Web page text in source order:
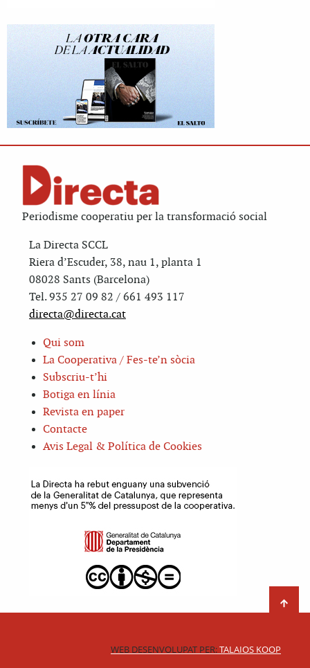
Periodisme cooperatiu per la transformació social
La Directa SCCL
Riera d’Escuder, 38, nau 1, planta 1
08028 Sants (Barcelona)
Tel. 935 27 09 82 / 661 493 117
directa@directa.cat
Qui som
La Cooperativa / Fes-te’n sòcia
Subscriu-t’hi
Botiga en línia
Revista en paper
Contacte
Avis Legal & Política de Cookies
WEB DESENVOLUPAT PER:TALAIOS KOOP